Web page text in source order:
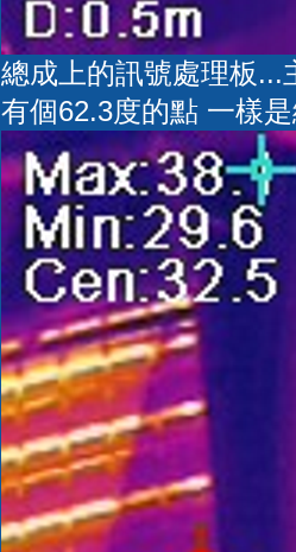
總成上的訊號處理板...
有個62.3度的點 一樣